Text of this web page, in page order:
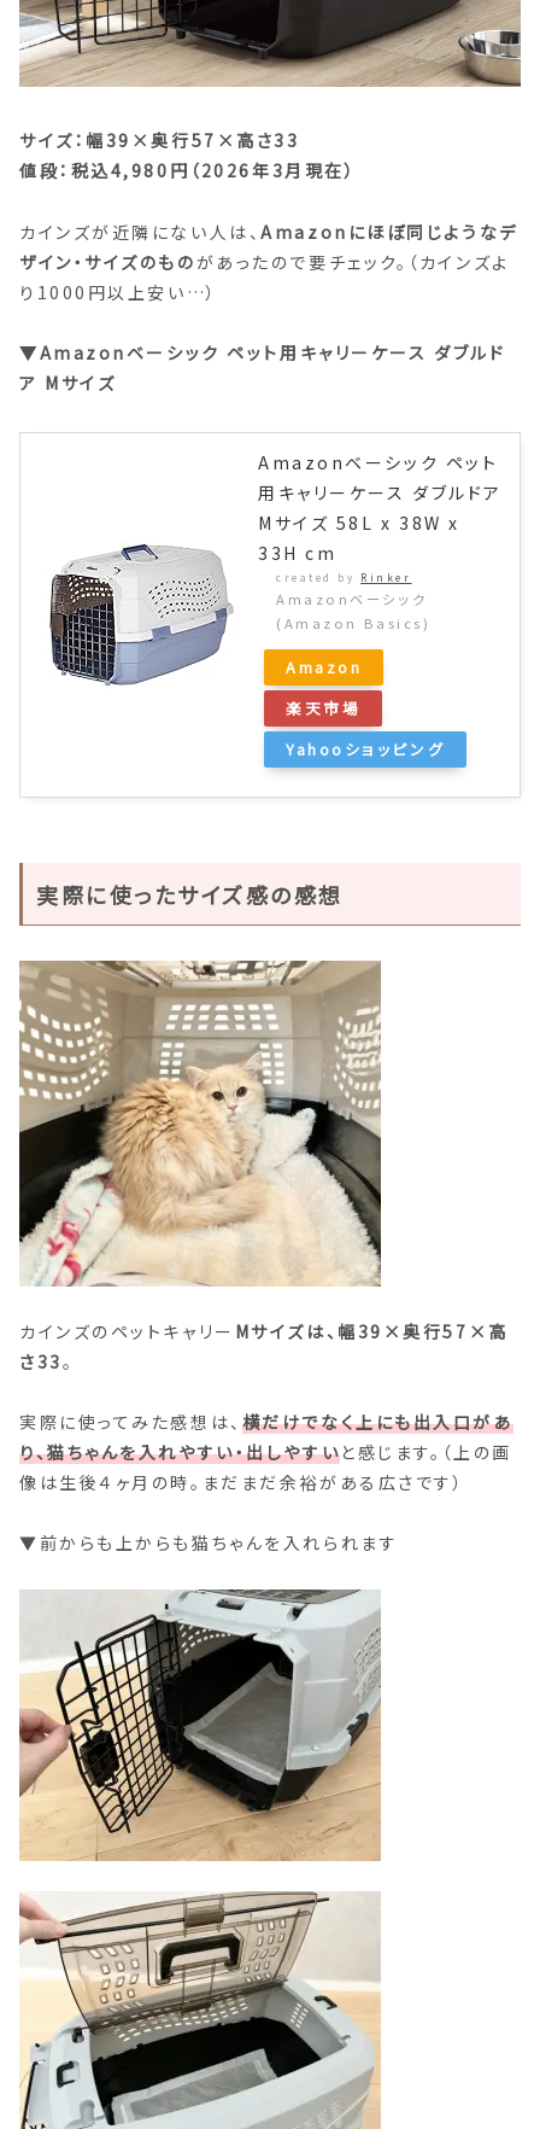
サイズ：幅39×奥行57×高さ33
値段：税込4,980円（2026年3月現在）
カインズが近隣にない人は、Amazonにほぼ同じようなデ
ザイン・サイズのものがあったので要チェック。（カインズよ
り1000円以上安い…）
▼Amazonベーシック ペット用キャリーケース ダブルド
ア Mサイズ
Amazonベーシック ペット
用キャリーケース ダブルドア
Mサイズ 58L x 38W x
33H cm
created by Rinker
Amazonベーシック
(Amazon Basics)
Amazon
楽天市場
Yahooショッピング
実際に使ったサイズ感の感想
カインズのペットキャリー Mサイズは、幅39×奥行57×高
さ33。
実際に使ってみた感想は、 横だけでなく上にも出入口があ
り、猫ちゃんを入れやすい・出しやすいと感じます。（上の画
像は生後４ヶ月の時。まだまだ余裕がある広さです）
▼前からも上からも猫ちゃんを入れられます